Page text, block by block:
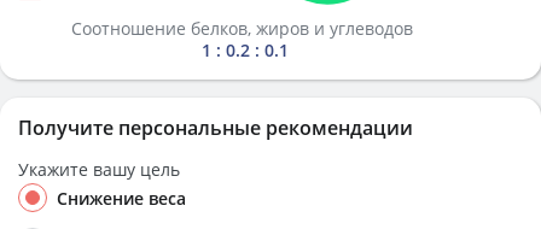
Соотношение белков, жиров и углеводов
1 : 0.2 : 0.1
Получите персональные рекомендации
Укажите вашу цель
Снижение веса